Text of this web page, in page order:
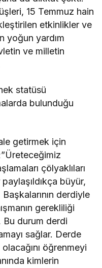
15 Temmuz hain
etkinlikler ve
yoğun yardım
ve milletin
statüsü
bulunduğu
getirmek için
çölyaklıları
büyür,
Başkalarının derdiyle
gerekliliği
Bu durum derdi
sağlar. Derde
öğrenmeyi
kimlerin